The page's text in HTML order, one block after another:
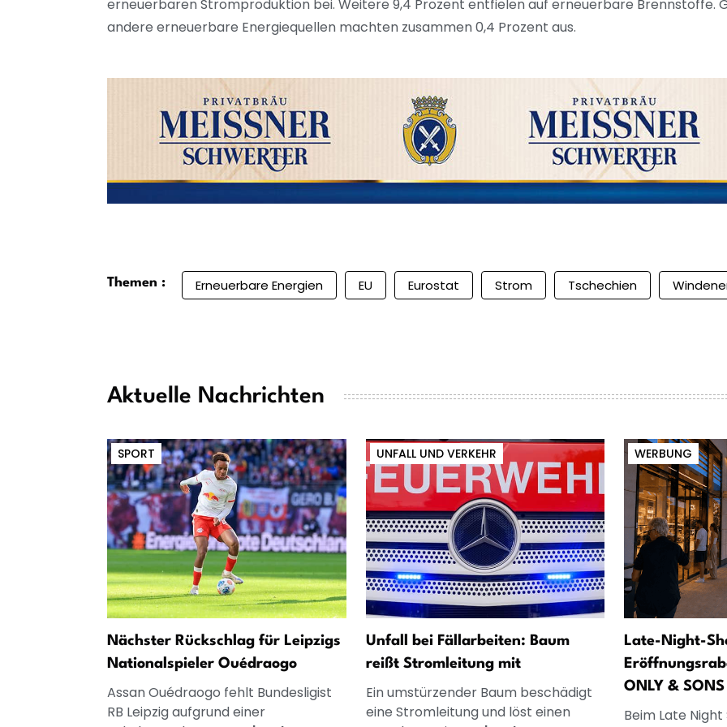
erneuerbaren Stromproduktion bei. Weitere 9,4 Prozent entfielen auf erneuerbare Brennstoffe.
andere erneuerbare Energiequellen machten zusammen 0,4 Prozent aus.
Themen : Erneuerbare Energien EU Eurostat Strom Tschechien
Aktuelle Nachrichten
SPORT
Nächster Rückschlag für Leipzigs
Nationalspieler Ouédraogo
Assan Ouédraogo fehlt Bundesligist
RB Leipzig aufgrund einer
UNFALL UND VERKEHR
Unfall bei Fällarbeiten: Baum
reißt Stromleitung mit
Ein umstürzender Baum beschädigt
eine Stromleitung und löst einen
WERBUNG
Late-Night-
ONLY & SONS
Beim Late